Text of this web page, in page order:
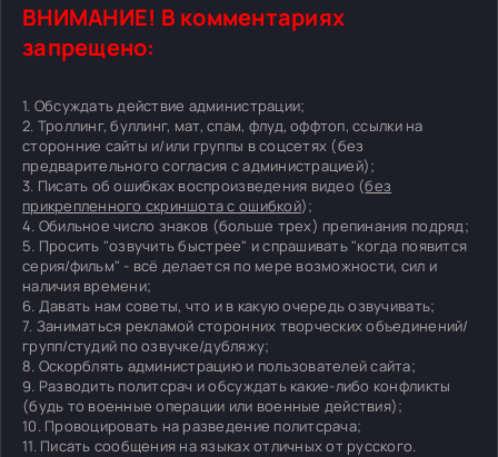
ВНИМАНИЕ! В комментариях
запрещено:
1. Обсуждать действие администрации;
2. Троллинг, буллинг, мат, спам, флуд, оффтоп, ссылки на
сторонние сайты и/или группы в соцсетях (без
предварительного согласия с администрацией);
3. Писать об ошибках воспроизведения видео (без
прикрепленного скриншота с ошибкой);
4. Обильное число знаков (больше трех) препинания подряд;
5. Просить "озвучить быстрее" и спрашивать "когда появится
серия/фильм" - всё делается по мере возможности, сил и
наличия времени;
6. Давать нам советы, что и в какую очередь озвучивать;
7. Заниматься рекламой сторонних творческих объединений/
групп/студий по озвучке/дубляжу;
8. Оскорблять администрацию и пользователей сайта;
9. Разводить политсрач и обсуждать какие-либо конфликты
(будь то военные операции или военные действия);
10. Провоцировать на разведение политсрача;
11. Писать сообщения на языках отличных от русского.